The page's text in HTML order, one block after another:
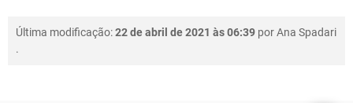
Última modificação:22 de abril de 2021 às 06:39 porAna Spadari
.